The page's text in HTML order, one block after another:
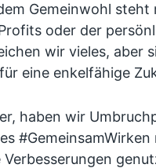
Gemeinwohl steht
oder der
wir vieles, aber
eine enkelfähige
haben wir
#GemeinsamWirken